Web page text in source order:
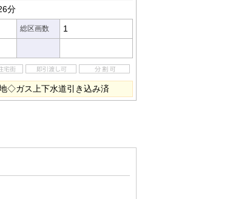
分
総区画数 1
◇ガス上下水道引き込み済